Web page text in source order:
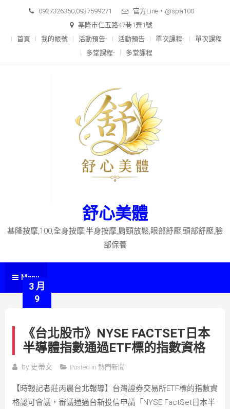
content
0927326350,0937599271
官方Line，@spa100
基隆市仁五路47巷1弄1號
首頁
我的帳號 活動預告- 活動預告 單次課程-
單次課程
多堂課程-
多堂課程
舒心美體
基隆按摩,100,全身按摩,半身按摩,肩頸放鬆,眼部舒壓,頭部舒壓,臉
部保養
Menu
3 月
9
《台北股市》NYSE FACTSET日本
半導體指數通過ETF標的指數資格
by 史蒂文 Posted in 熱門新聞
【時報記者莊丙農台北報導】台灣證券交易所ETF標的指數資
格認可會議，審議通過台新投信申請「NYSE FactSet日本半